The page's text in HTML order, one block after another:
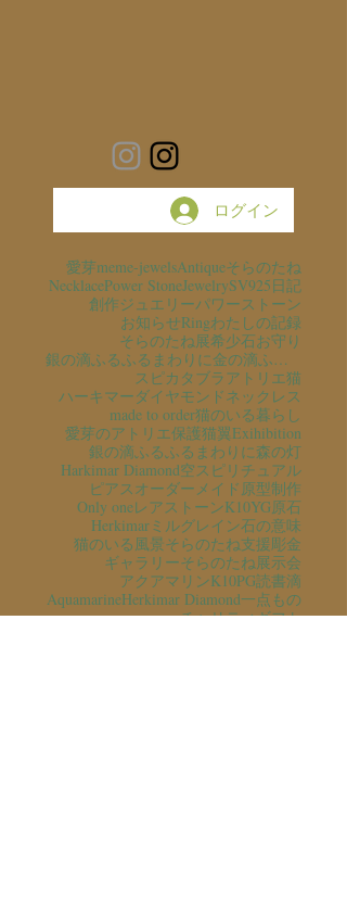
ログイン
愛芽meme-jewelsAntiqueそらのたね
NecklacePower StoneJewelrySV925日記
創作ジュエリーパワーストーン
お知らせRingわたしの記録
そらのたね展希少石お守り
銀の滴ふるふるまわりに金の滴ふるふるまわりに
スピカタブラ アトリエ猫
ハーキマーダイヤモンドネックレス
made to order猫のいる暮らし
愛芽のアトリエ保護猫翼Exihibition
銀の滴ふるふるまわりに森の灯
Harkimar Diamond空スピリチュアル
ピアスオーダーメイド原型制作
Only oneレアストーンK10YG原石
Herkimarミルグレイン石の意味
猫のいる風景そらのたね支援彫金
ギャラリーそらのたね展示会
アクアマリンK10PG読書滴
AquamarineHerkimar Diamond一点もの
チャリティギフト